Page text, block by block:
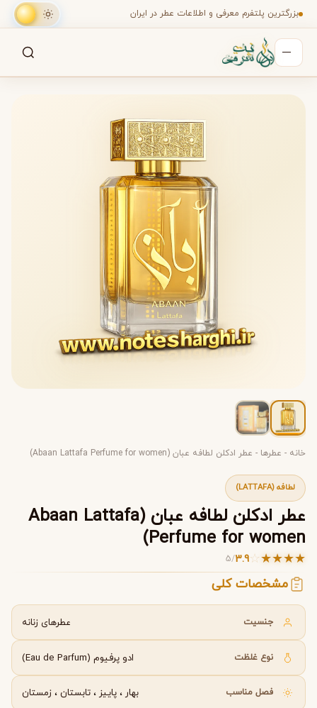
بزرگترین پلتفرم معرفی و اطلاعات عطر در ایران
عطر ادکلن لطافه عبان (Abaan Lattafa Perfume for women)
خانه - عطرها - عطر ادکلن لطافه عبان (Abaan Lattafa Perfume for women)
لطافه (LATTAFA)
عطر ادکلن لطافه عبان (Abaan Lattafa
Perfume for women)
★
★
★
★
☆
3.9
/
5
مشخصات کلی
جنسیت عطرهای زنانه
نوع غلظت ادو پرفیوم (Eau de Parfum)
فصل مناسب بهار ، پاییز ، تابستان، زمستان